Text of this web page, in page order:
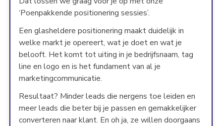
‘Poenpakkende positionering sessies’.
Een glasheldere positionering maakt duidelijk in
welke markt je opereert, wat je doet en wat je
belooft. Het komt tot uiting in je bedrijfsnaam, tag
line en logo en is het fundament van al je
marketingcommunicatie.
Resultaat? Minder leads die nergens toe leiden en
meer leads die beter bij je passen en gemakkelijker
converteren naar klant. En oh ja, ze willen doorgaans